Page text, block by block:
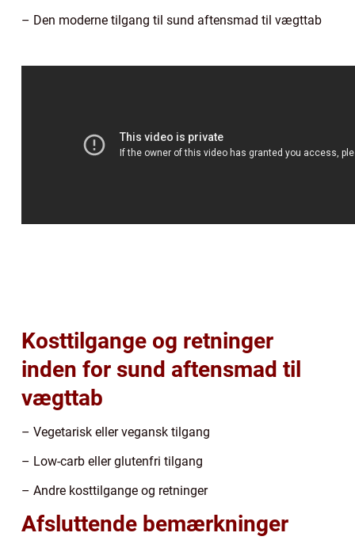
– Den moderne tilgang til sund aftensmad til vægttab
Kosttilgange og retninger
inden for sund aftensmad til
vægttab
– Vegetarisk eller vegansk tilgang
– Low-carb eller glutenfri tilgang
– Andre kosttilgange og retninger
Afsluttende bemærkninger